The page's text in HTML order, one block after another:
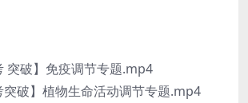
突破】免疫调节专题.mp4
破】植物生命活动调节专题.mp4